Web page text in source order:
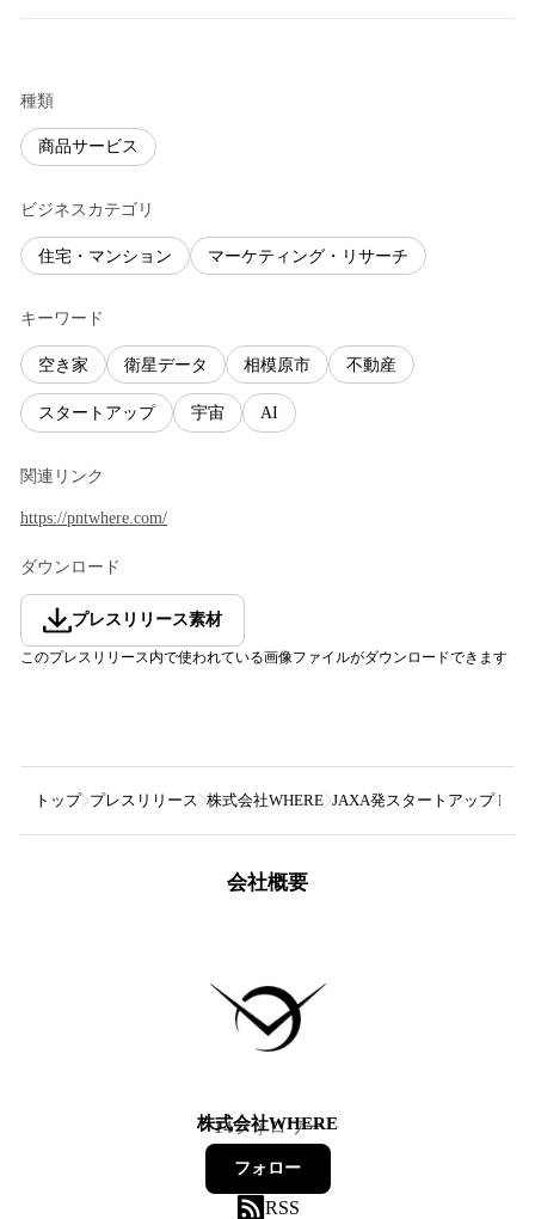
種類
商品サービス
ビジネスカテゴリ
住宅・マンション マーケティング・リサーチ
キーワード
空き家 衛星データ 相模原市 不動産
スタートアップ 宇宙 AI
関連リンク
https://pntwhere.com/
ダウンロード
プレスリリース素材
このプレスリリース内で使われている画像ファイルがダウンロードできます
トップ プレスリリース 株式会社WHERE JAXA発スタートアップ
会社概要
株式会社WHERE
14フォロワー
フォロー
RSS